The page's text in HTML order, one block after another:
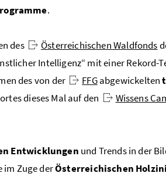
.
des Österreichischen Waldfonds
Intelligenz“ mit einer Rekord-
des von der
FFGabgewickelten
dieses Mal auf den
Wissens
Entwicklungen und Trends in der
im Zuge derÖsterreichischen